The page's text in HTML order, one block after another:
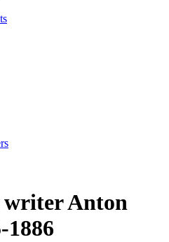
Anton
1886